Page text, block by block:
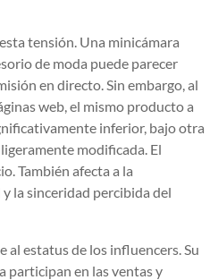
tensión. Una minicámara
de moda puede parecer
en directo. Sin embargo, al
web, el mismo producto a
inferior, bajo otra
modificada. El
También afecta a la
la sinceridad percibida del
al estatus de los influencers. Su
participan en las ventas y